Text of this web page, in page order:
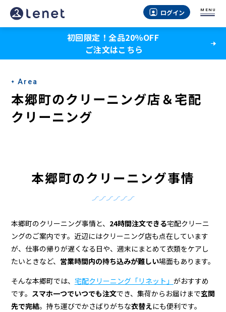
本
郷
の
ク
リ
ー
宅
配
ク
リ
ー
ログイン MENU
初回限定！全品20％OFF
ご注文はこちら
Area
本郷町のクリーニング店＆宅配
クリーニング
本郷町のクリーニング事情
本郷町のクリーニング事情と、 24時間注文できる宅配クリーニ
ングのご案内です。近辺にはクリーニング店も点在しています
が、仕事の帰りが遅くなる日や、週末にまとめて衣類をケアし
たいときなど、 営業時間内の持ち込みが難しい場面もあります。
そんな本郷町では、 宅配クリーニング「リネット」 がおすすめ
です。 スマホ一つでいつでも注文でき、集荷からお届けまで玄関
先で完結。持ち運びでかさばりがちな衣替えにも便利です。